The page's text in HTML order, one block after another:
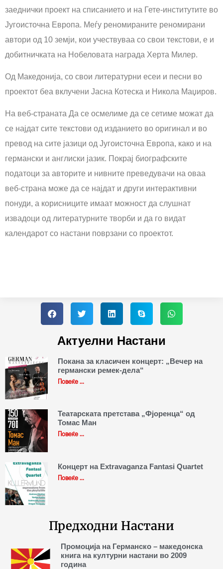
заеднички проект на списанието и на Гете-институтите во
Југоисточна Европа. Меѓу реномираните реномирани
автори од 10 земји, кои учествуваа со свои текстови, е и
добитничката на Нобеловата награда Херта Милер.
Од Македонија, со свои литературни есеи и песни во
проектот беа вклучени Јасна Котеска и Никола Маџиров.
На веб-страната Да се осмелиме да се сетиме можат да
се најдат сите текстови од изданието во оригинал и во
превод на сите јазици од Југоисточна Европа, како и на
германски и англиски јазик. Покрај биографските
податоци за авторите и нивните преведувачи на оваа
веб-страна може да се најдат и други интерактивни
понуди, а корисниците имаат можност да слушнат
извадоци од литературните творби и да го видат
календарот со настани поврзани со проектот.
Актуелни Настани
Покана за класичен концерт: „Вечер на
германски ремек-дела“
Повеќе ...
Театарската претстава „Фјоренца“ од
Томас Ман
Повеќе ...
Концерт на Extravaganza Fantasi Quartet
Повеќе ...
Предходни Настани
Промоција на Германско – македонска
книга на културни настани во 2009
година